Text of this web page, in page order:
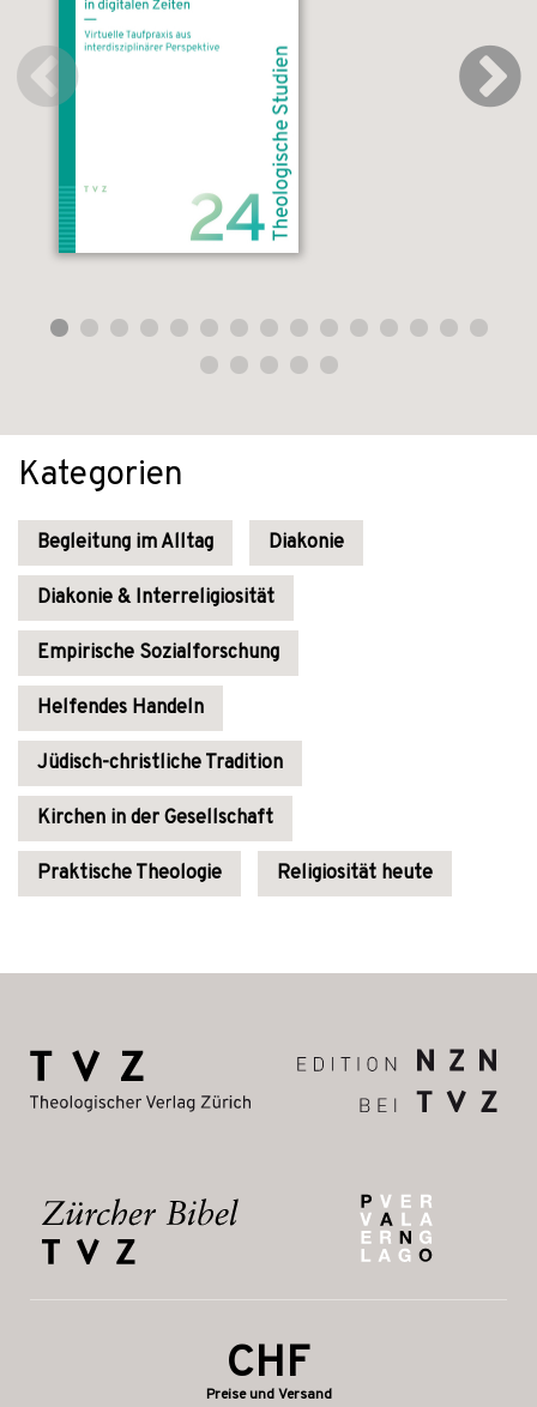
Kategorien
Begleitung im Alltag Diakonie
Diakonie & Interreligiosität
Empirische Sozialforschung
Helfendes Handeln
Jüdisch-christliche Tradition
Kirchen in der Gesellschaft
Praktische Theologie Religiosität heute
CHF
Preise und Versand